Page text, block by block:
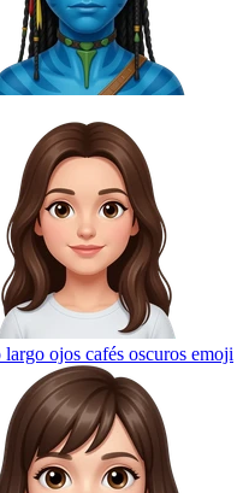
ojos cafés oscuros emoji